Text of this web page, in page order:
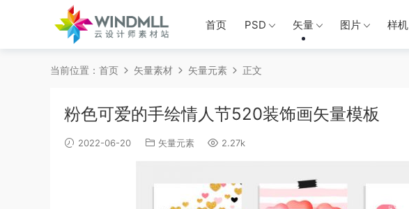
首页 PSD 矢量 图片 样机
当前位置： 首页 矢量素材 矢量元素 正文
粉色可爱的手绘情人节520装饰画矢量模板
2022-06-20 矢量元素 2.27k